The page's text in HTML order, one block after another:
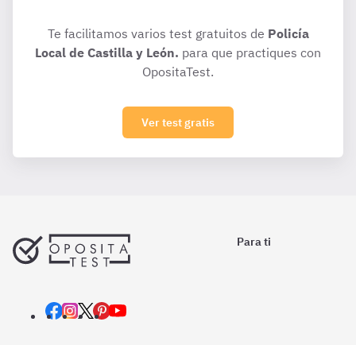
Te facilitamos varios test gratuitos de Policía
Local de Castilla y León. para que practiques con
OpositaTest.
Ver test gratis
Para ti